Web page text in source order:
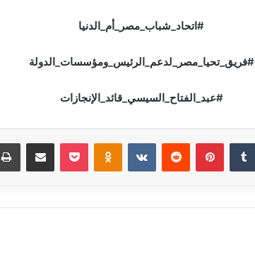
#اتحاد_شباب_مصر_أم_الدنيا
#فريق_تحيا_مصر_لدعم_الرئيس_ومؤسسات_الدولة
#عبد_الفتاح_السيسي_قائد_الإنجازات
‏Tumblr بينتيريست ‏Reddit
‏VKontakte
Odnoklassniki بوكيت مشاركة عبر البريد